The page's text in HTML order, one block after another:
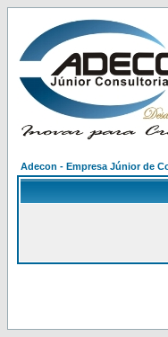
Adecon - Empresa Júnior de